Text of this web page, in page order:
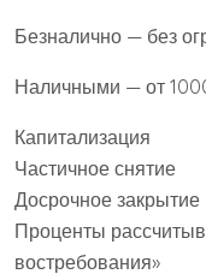
Безналично — без
Наличными — от
Капитализация
Частичное снятие
Досрочное закрытие
Проценты
востребования»